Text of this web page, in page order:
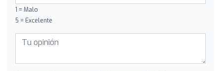
1 = Malo
5 = Excelente